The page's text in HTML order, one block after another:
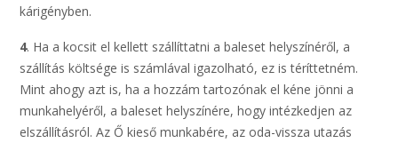
kárigényben.
4. Ha a kocsit el kellett szállíttatni a baleset helyszínéről, a
szállítás költsége is számlával igazolható, ez is téríttetném.
Mint ahogy azt is, ha a hozzám tartozónak el kéne jönni a
munkahelyéről, a baleset helyszínére, hogy intézkedjen az
elszállításról. Az Ő kieső munkabére, az oda-vissza utazás